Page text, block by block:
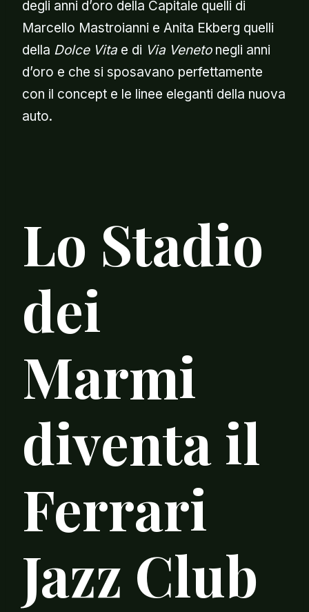
degli anni d’oro della Capitale quelli di
Marcello Mastroianni e Anita Ekberg quelli
della Dolce Vita e di Via Venetonegli anni
d’oro e che si sposavano perfettamente
con il concept e le linee eleganti della nuova
auto.
Lo Stadio
dei
Marmi
diventa il
Ferrari
Jazz Club